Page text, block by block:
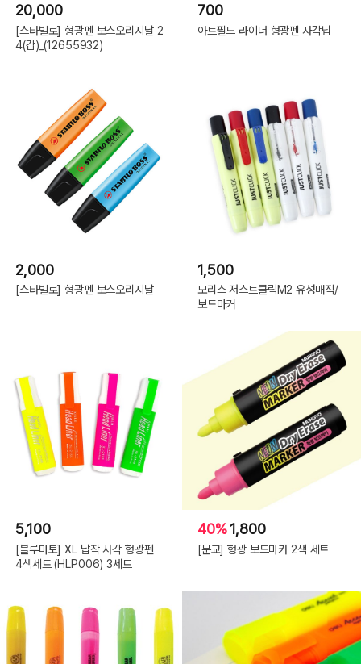
20,000
[스타빌로] 형광펜 보스오리지날 2
4(갑)_(12655932)
700
아트필드 라이너 형광펜 사각닙
2,000
[스타빌로] 형광펜 보스오리지날
1,500
모리스 저스트클릭M2 유성매직/
보드마커
5,100
[블루마토] XL 납작 사각 형광펜
4색세트 (HLP006) 3세트
40%1,800
[문교] 형광 보드마카 2색 세트